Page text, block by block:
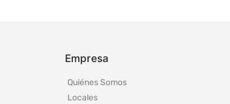
Empresa
Quiénes Somos
Locales